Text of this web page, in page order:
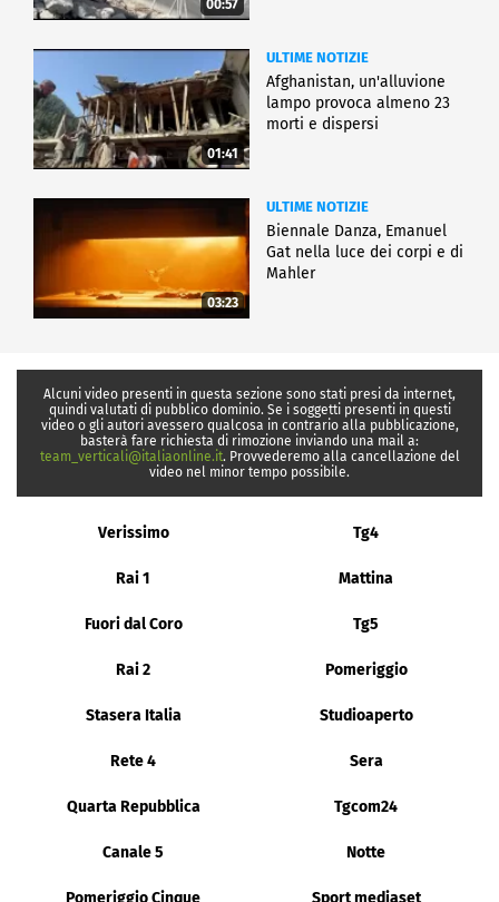
00:57
01:41
ULTIME NOTIZIE
Afghanistan, un'alluvione
lampo provoca almeno 23
morti e dispersi
03:23
ULTIME NOTIZIE
Biennale Danza, Emanuel
Gat nella luce dei corpi e di
Mahler
Alcuni video presenti in questa sezione sono stati presi da internet,
quindi valutati di pubblico dominio. Se i soggetti presenti in questi
video o gli autori avessero qualcosa in contrario alla pubblicazione,
basterà fare richiesta di rimozione inviando una mail a:
team_verticali@italiaonline.it. Provvederemo alla cancellazione del
video nel minor tempo possibile.
Verissimo Tg4
Rai 1 Mattina
Fuori dal Coro Tg5
Rai 2 Pomeriggio
Stasera Italia Studioaperto
Rete 4 Sera
Quarta Repubblica Tgcom24
Canale 5 Notte
Pomeriggio Cinque Sport mediaset